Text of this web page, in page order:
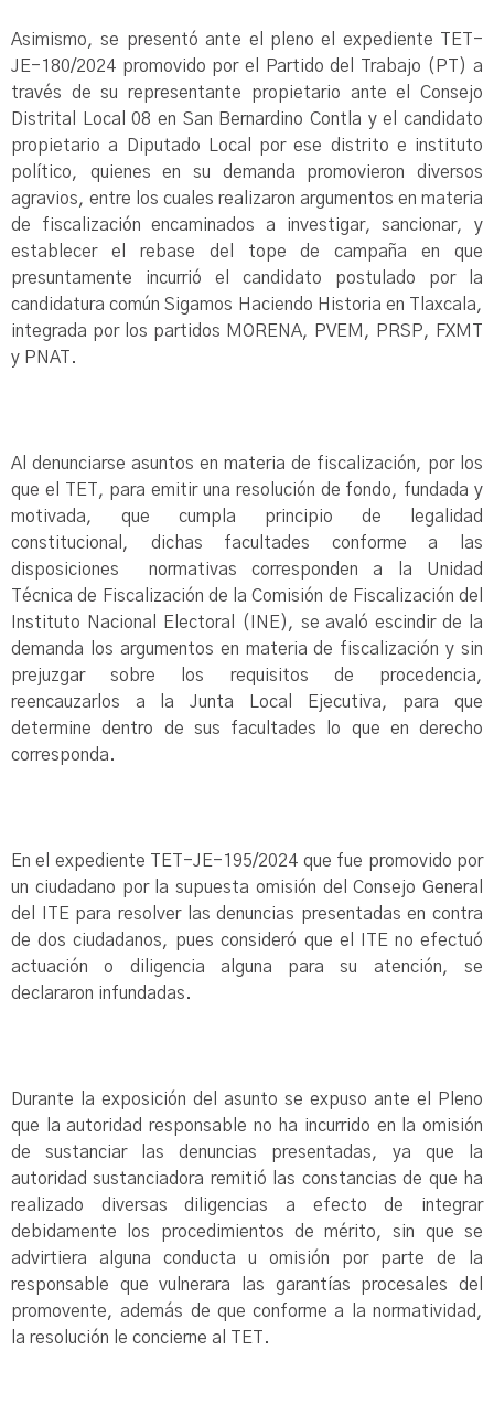
Asimismo, se presentó ante el pleno el expediente TET-
JE-180/2024 promovido por el Partido del Trabajo (PT) a
través de su representante propietario ante el Consejo
Distrital Local 08 en San Bernardino Contla y el candidato
propietario a Diputado Local por ese distrito e instituto
político, quienes en su demanda promovieron diversos
agravios, entre los cuales realizaron argumentos en materia
de fiscalización encaminados a investigar, sancionar, y
establecer el rebase del tope de campaña en que
presuntamente incurrió el candidato postulado por la
candidatura común Sigamos Haciendo Historia en Tlaxcala,
integrada por los partidos MORENA, PVEM, PRSP, FXMT
y PNAT.
Al denunciarse asuntos en materia de fiscalización, por los
que el TET, para emitir una resolución de fondo, fundada y
motivada, que cumpla principio de legalidad
constitucional, dichas facultades conforme a las
disposiciones normativas corresponden a la Unidad
Técnica de Fiscalización de la Comisión de Fiscalización del
Instituto Nacional Electoral (INE), se avaló escindir de la
demanda los argumentos en materia de fiscalización y sin
prejuzgar sobre los requisitos de procedencia,
reencauzarlos a la Junta Local Ejecutiva, para que
determine dentro de sus facultades lo que en derecho
corresponda.
En el expediente TET-JE-195/2024 que fue promovido por
un ciudadano por la supuesta omisión del Consejo General
del ITE para resolver las denuncias presentadas en contra
de dos ciudadanos, pues consideró que el ITE no efectuó
actuación o diligencia alguna para su atención, se
declararon infundadas.
Durante la exposición del asunto se expuso ante el Pleno
que la autoridad responsable no ha incurrido en la omisión
de sustanciar las denuncias presentadas, ya que la
autoridad sustanciadora remitió las constancias de que ha
realizado diversas diligencias a efecto de integrar
debidamente los procedimientos de mérito, sin que se
advirtiera alguna conducta u omisión por parte de la
responsable que vulnerara las garantías procesales del
promovente, además de que conforme a la normatividad,
la resolución le concierne al TET.